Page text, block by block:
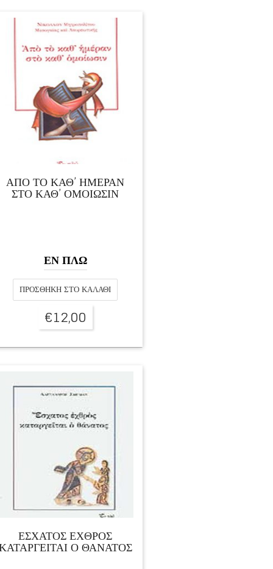
ΑΠΟ ΤΟ ΚΑΘ’ ΗΜΕΡΑΝ
ΣΤΟ ΚΑΘ’ ΟΜΟΙΩΣΙΝ
ΕΝ ΠΛΩ
ΠΡΟΣΘΉΚΗ ΣΤΟ ΚΑΛΆΘΙ
€12,00
ΕΣΧΑΤΟΣ ΕΧΘΡΟΣ
Ο ΘΑΝΑΤΟΣ